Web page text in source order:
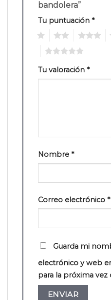
bandolera”
Tu puntuación *
Tu valoración *
Nombre *
Correo electrónico *
Guarda mi
electrónico y web
para la próxima